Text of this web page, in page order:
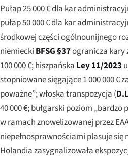
Pułap 25 000 € dla kar
pułap 50 000 € dla kar
środkowej części ogólnounijnego
niemiecki BFSG §37ogranicza kary
100 000 €; hiszpańska Ley 11/2023
stopniowane sięgające 1 000 000 €
poważne”; włoska transpozycja (
40 000 €; bułgarski poziom
w ramach znowelizowanej przez
niepełnosprawnościami plasuje się
Holandia zasygnalizowała